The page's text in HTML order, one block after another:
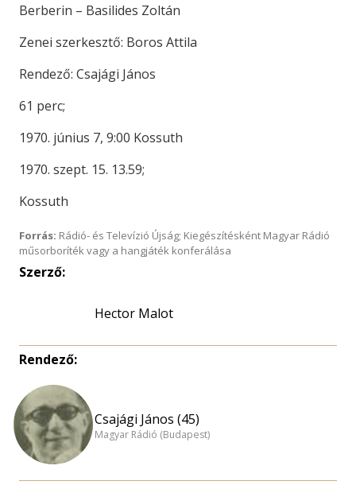
Berberin – Basilides Zoltán
Zenei szerkesztő: Boros Attila
Rendező: Csajági János
61 perc;
1970. június 7, 9:00 Kossuth
1970. szept. 15. 13.59;
Kossuth
Forrás: Rádió- és Televízió Újság; Kiegészítésként Magyar Rádió
műsorboríték vagy a hangjáték konferálása
Szerző:
Hector Malot
Rendező:
Csajági János (45)
Magyar Rádió (Budapest)